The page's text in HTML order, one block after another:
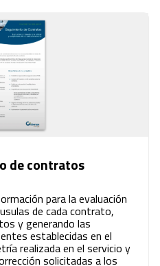
de contratos
para la evaluación
de cada contrato,
y generando las
establecidas en el
realizada en el servicio y
solicitadas a los